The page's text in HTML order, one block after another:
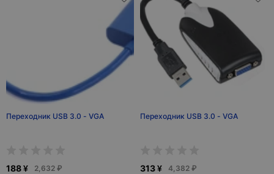
Переходник USB 3.0 - VGA
188 ¥ 2,632 ₽
Переходник USB 3.0 - VGA
313 ¥ 4,382 ₽